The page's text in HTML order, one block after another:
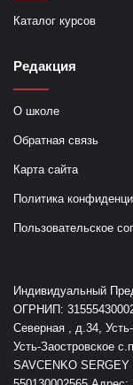
Каталог курсов
Редакция
О школе
Обратная связь
Карта сайта
Политика
Пользовательское
Индивидуальный
ОГРНИП:
Северная , д.34,
Усть-Заостровское
SAVCENKO